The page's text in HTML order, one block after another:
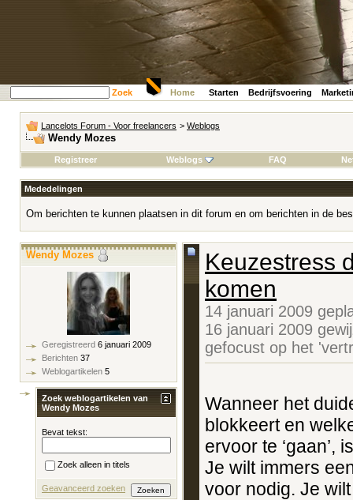
Zoek Home Starten Bedrijfsvoering
Lancelots Forum - Voor freelancers > Weblogs
Wendy Mozes
Registreer Weblogs FAQ
Mededelingen
Om berichten te kunnen plaatsen in dit forum en om berichten in de
Keuzestress
komen
14 januari 2009
16 januari 2009
gefocust op het
Wanneer het
blokkeert en
ervoor te ‘gaan’,
Je wilt immers
voor nodig. Je
Wendy Mozes
Geregistreerd 6 januari 2009
Berichten 37
Weblogartikelen 5
Zoek weblogartikelen van
Wendy Mozes
Bevat tekst:
Zoek alleen in titels
Geavanceerd zoeken